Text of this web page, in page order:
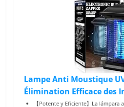
Lampe Anti Moustique
Élimination Efficace des
【Potente y Eficiente】La